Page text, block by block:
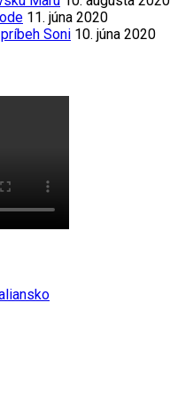
11. júna 2020
Soni 10. júna 2020